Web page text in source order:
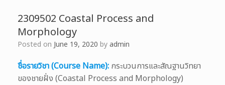
2309502 Coastal Process and
Morphology
Posted on June 19, 2020 byadmin
ชื่อรายวิชา (Course Name): กระบวนการและสัณฐานวิทยา
ของชายฝั่ง (Coastal Process and Morphology)